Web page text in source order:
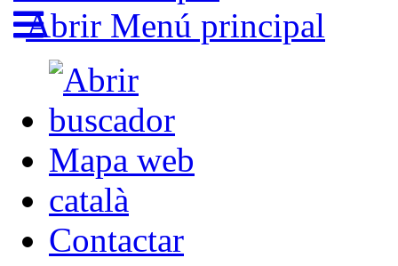
Abrir Menú principal
Mapa web
català
Contactar